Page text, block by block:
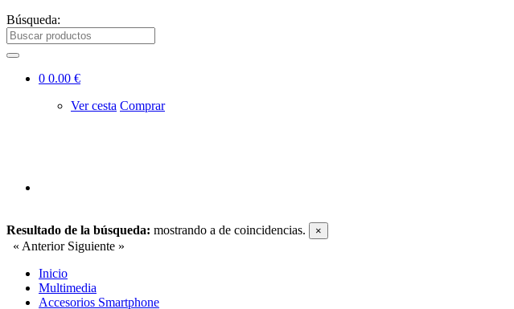
Búsqueda:
0 0.00 €
Ver cesta Comprar
Resultado de la búsqueda: mostrando a de coincidencias. ×
« Anterior Siguiente »
Inicio
Multimedia
Accesorios Smartphone